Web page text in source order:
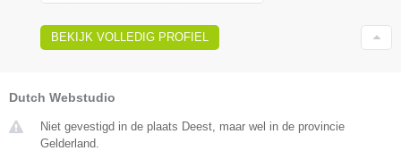
BEKIJK VOLLEDIG PROFIEL
Dutch Webstudio
Niet gevestigd in de plaats Deest, maar wel in de provincie
Gelderland.